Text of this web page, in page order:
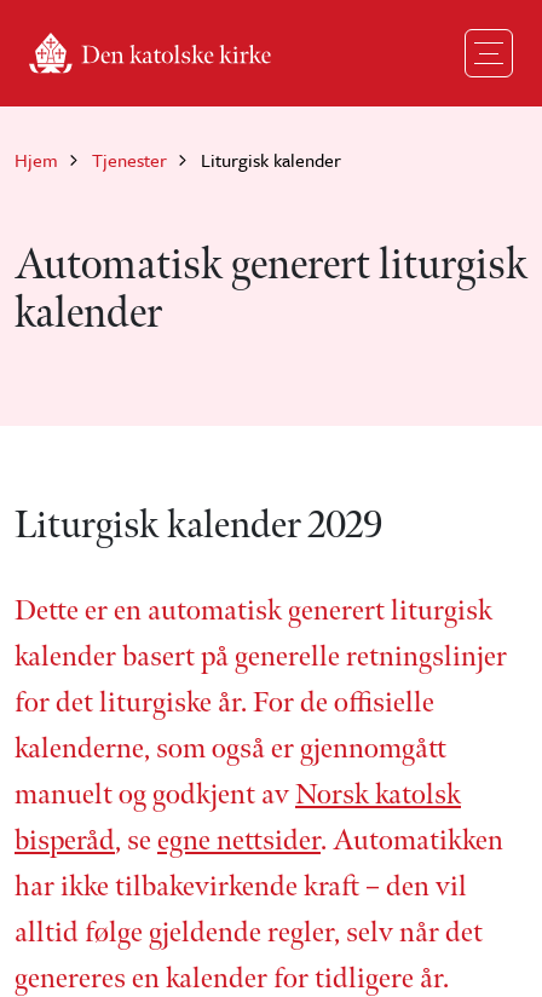
Hjem Tjenester Liturgisk kalender
Automatisk generert liturgisk
kalender
Liturgisk kalender 2029
Dette er en automatisk generert liturgisk
kalender basert på generelle retnings­linjer
for det liturgiske år. For de offisielle
kalenderne, som også er gjennom­gått
manuelt og godkjent avNorsk katolsk
bisperåd, se egne nettsider. Automatikken
har ikke tilbake­virkende kraft – den vil
alltid følge gjeldende regler, selv når det
genereres en kalender for tidligere år.